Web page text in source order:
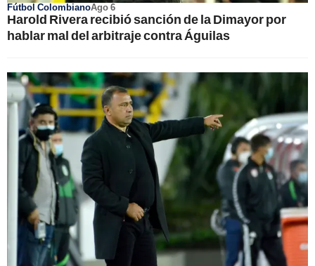
Fútbol ColombianoAgo 6
Harold Rivera recibió sanción de la Dimayor por
hablar mal del arbitraje contra Águilas